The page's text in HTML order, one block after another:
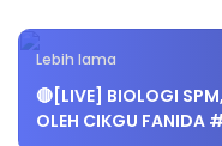
Lebih lama
🔴[LIVE] BIOLOGI
OLEH CIKGU FANIDA